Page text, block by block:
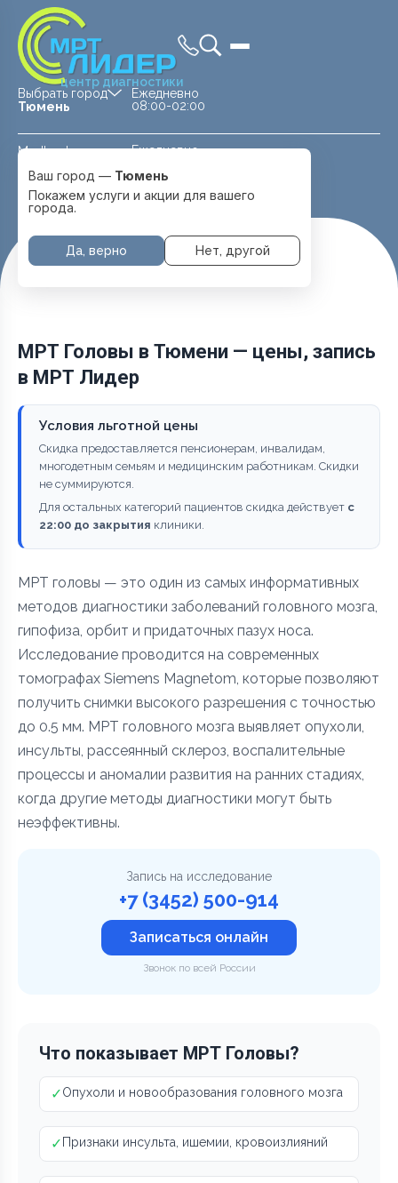
центр диагностики
Выбрать город
Тюмень
Medland —
Тюмень
Ежедневно
08:00-02:00
Ежедневно
Перейти
Ваш город — Тюмень
Покажем услуги и акции для вашего
города.
Да, верно Нет, другой
Главная Услуги и цены МРТ Головы
МРТ Головы в Тюмени — цены, запись
в МРТ Лидер
Условия льготной цены
Скидка предоставляется пенсионерам, инвалидам,
многодетным семьям и медицинским работникам. Скидки
не суммируются.
Для остальных категорий пациентов скидка действует с
22:00 до закрытия клиники.
МРТ головы — это один из самых информативных
методов диагностики заболеваний головного мозга,
гипофиза, орбит и придаточных пазух носа.
Исследование проводится на современных
томографах Siemens Magnetom, которые позволяют
получить снимки высокого разрешения с точностью
до 0.5 мм. МРТ головного мозга выявляет опухоли,
инсульты, рассеянный склероз, воспалительные
процессы и аномалии развития на ранних стадиях,
когда другие методы диагностики могут быть
неэффективны.
Запись на исследование
+7 (3452) 500-914
Записаться онлайн
Звонок по всей России
Что показывает МРТ Головы?
✓Опухоли и новообразования головного мозга
✓ Признаки инсульта, ишемии, кровоизлияний